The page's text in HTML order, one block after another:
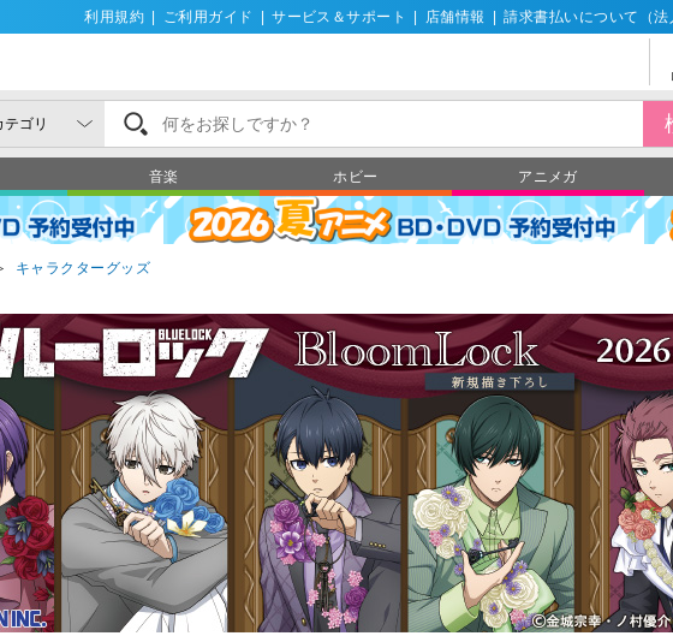
利用規約 ご利用ガイド サービス＆サポート 店舗情報 請求書払いについて（法
音楽 ホビー アニメガ
キャラクターグッズ